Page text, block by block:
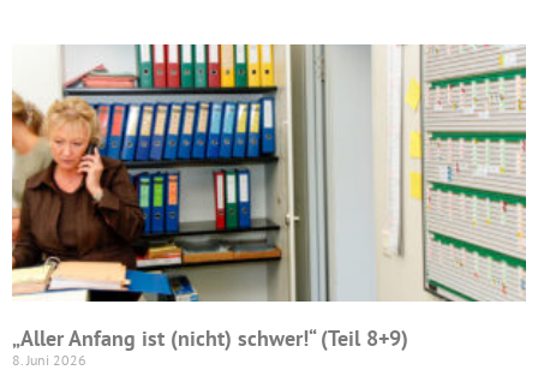
„Aller Anfang ist (nicht) schwer!“ (Teil 8+9)
8. Juni 2026